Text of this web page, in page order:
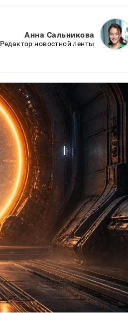
Анна Сальникова
Редактор новостной ленты